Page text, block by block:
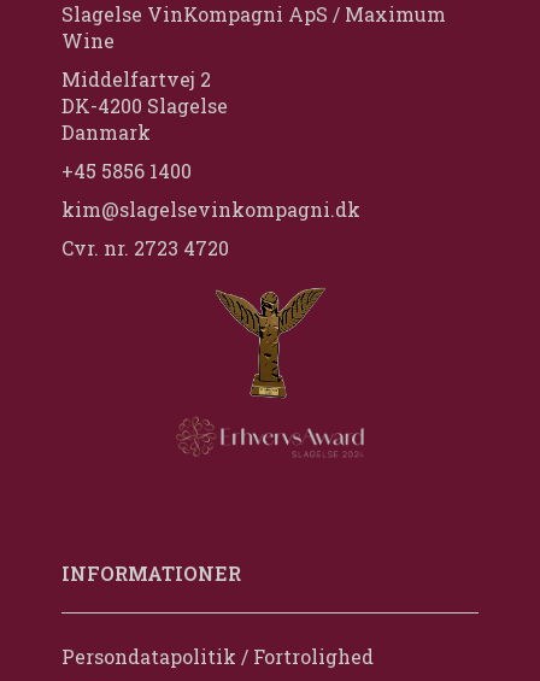
Slagelse VinKompagni ApS / Maximum
Wine
Middelfartvej 2
DK-4200 Slagelse
Danmark
+45 5856 1400
kim@slagelsevinkompagni.dk
Cvr. nr. 2723 4720
INFORMATIONER
Persondatapolitik / Fortrolighed